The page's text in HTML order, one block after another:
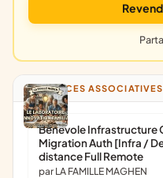
ANNONCES ASSOCIATIVES
Bénévole Infrastructure
Migration Auth [Infra /
distance Full Remote
par LA FAMILLE MAGHEN